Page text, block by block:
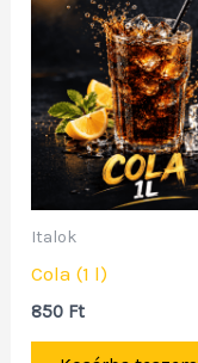
Italok
Cola (1 l)
850 Ft